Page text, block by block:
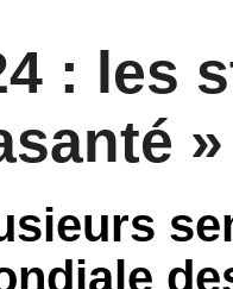
: les